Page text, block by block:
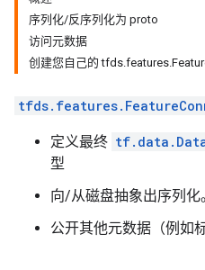
序列化/反序列化为 proto
访问元数据
创建您自己的
定义最终
型
向/从磁盘抽象出序列化
公开其他元数据（例如